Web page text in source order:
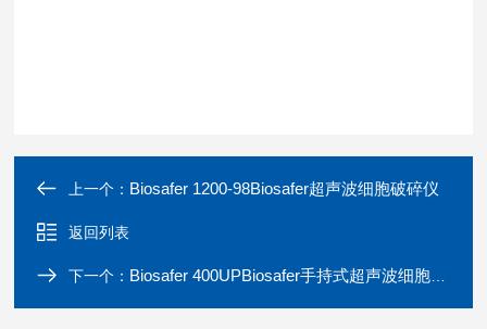
上一个： Biosafer 1200-98Biosafer超声波细胞破碎仪
返回列表
下一个： Biosafer 400UPBiosafer手持式超声波细胞破碎仪